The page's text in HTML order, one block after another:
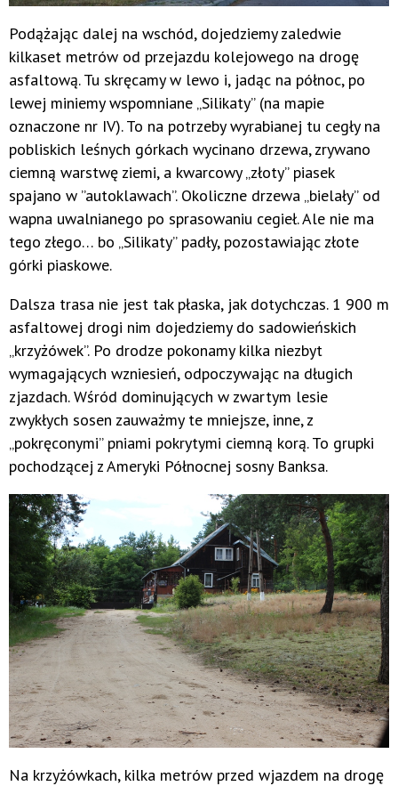
Podążając dalej na wschód, dojedziemy zaledwie
kilkaset metrów od przejazdu kolejowego na drogę
asfaltową. Tu skręcamy w lewo i, jadąc na północ, po
lewej miniemy wspomniane „Silikaty” (na mapie
oznaczone nr IV). To na potrzeby wyrabianej tu cegły na
pobliskich leśnych górkach wycinano drzewa, zrywano
ciemną warstwę ziemi, a kwarcowy „złoty” piasek
spajano w ”autoklawach”. Okoliczne drzewa „bielały” od
wapna uwalnianego po sprasowaniu cegieł. Ale nie ma
tego złego… bo „Silikaty” padły, pozostawiając złote
górki piaskowe.
Dalsza trasa nie jest tak płaska, jak dotychczas. 1 900 m
asfaltowej drogi nim dojedziemy do sadowieńskich
„krzyżówek”. Po drodze pokonamy kilka niezbyt
wymagających wzniesień, odpoczywając na długich
zjazdach. Wśród dominujących w zwartym lesie
zwykłych sosen zauważmy te mniejsze, inne, z
„pokręconymi” pniami pokrytymi ciemną korą. To grupki
pochodzącej z Ameryki Północnej sosny Banksa.
Na krzyżówkach, kilka metrów przed wjazdem na drogę